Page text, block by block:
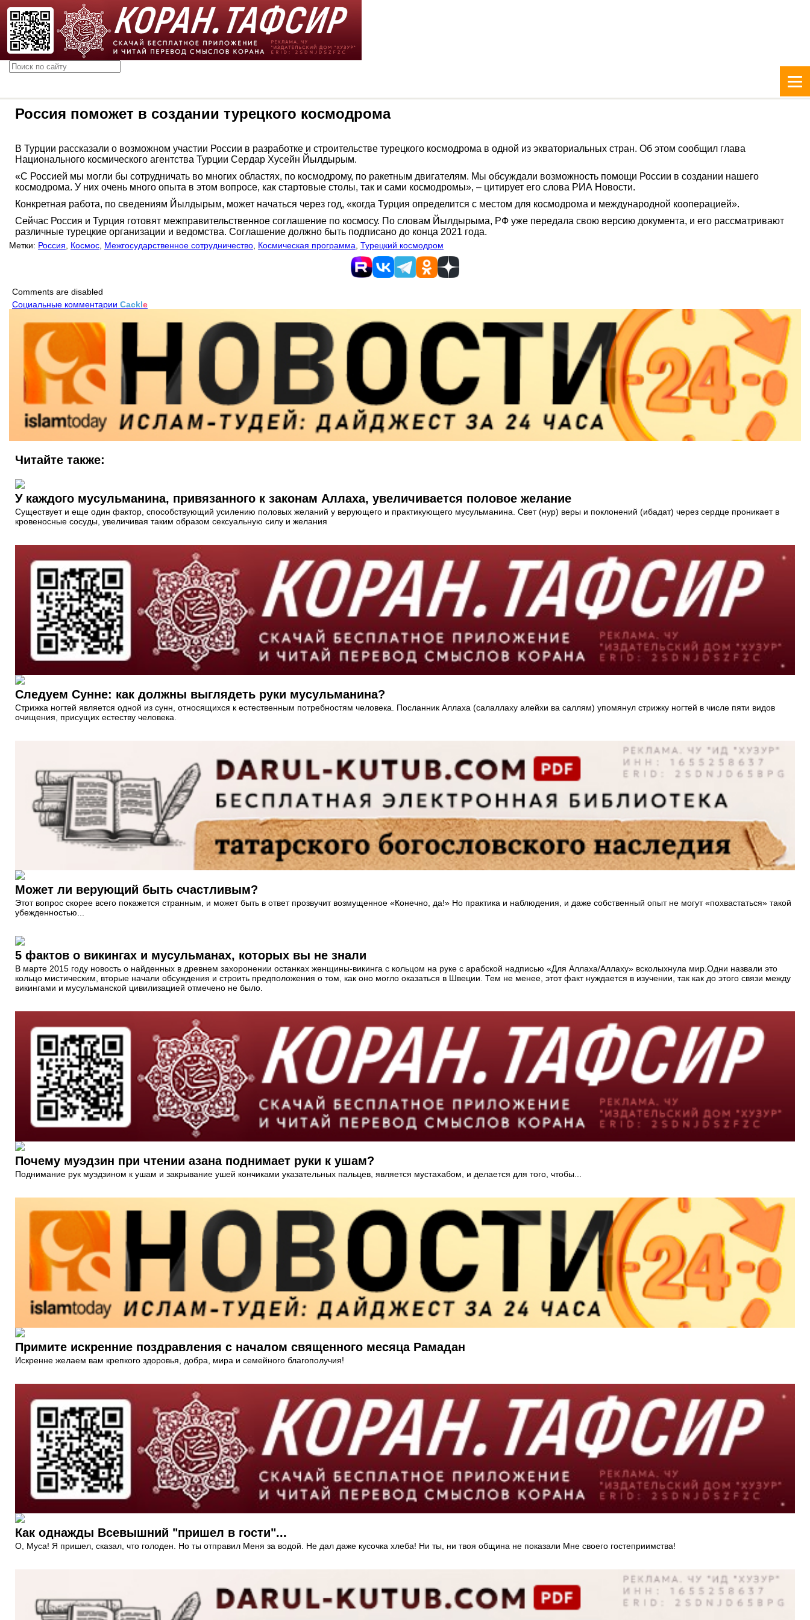
Россия поможет в создании турецкого космодрома
В Турции рассказали о возможном участии России в разработке и строительстве турецкого космодрома в одной из экваториальных стран. Об этом сообщил глава
Национального космического агентства Турции Сердар Хусейн Йылдырым.
«С Россией мы могли бы сотрудничать во многих областях, по космодрому, по ракетным двигателям. Мы обсуждали возможность помощи России в создании нашего
космодрома. У них очень много опыта в этом вопросе, как стартовые столы, так и сами космодромы», – цитирует его слова РИА Новости.
Конкретная работа, по сведениям Йылдырым, может начаться через год, «когда Турция определится с местом для космодрома и международной кооперацией».
Сейчас Россия и Турция готовят межправительственное соглашение по космосу. По словам Йылдырыма, РФ уже передала свою версию документа, и его рассматривают
различные турецкие организации и ведомства. Соглашение должно быть подписано до конца 2021 года.
Метки: Россия Космос Межгосударственное сотрудничество Космическая программа Турецкий космодром
Comments are disabled
Социальные комментарии Cackle
Читайте также:
У каждого мусульманина, привязанного к законам Аллаха, увеличивается половое желание
Существует и еще один фактор, способствующий усилению половых желаний у верующего и практикующего мусульманина. Свет (нур) веры и поклонений (ибадат) через сердце проникает в
кровеносные сосуды, увеличивая таким образом сексуальную силу и желания
Следуем Сунне: как должны выглядеть руки мусульманина?
Стрижка ногтей является одной из сунн, относящихся к естественным потребностям человека. Посланник Аллаха (салаллаху алейхи ва саллям) упомянул стрижку ногтей в числе пяти видов
очищения, присущих естеству человека.
Может ли верующий быть счастливым?
Этот вопрос скорее всего покажется странным, и может быть в ответ прозвучит возмущенное «Конечно, да!» Но практика и наблюдения, и даже собственный опыт не могут «похвастаться» такой
убежденностью...
5 фактов о викингах и мусульманах, которых вы не знали
В марте 2015 году новость о найденных в древнем захоронении останках женщины-викинга с кольцом на руке с арабской надписью «Для Аллаха/Аллаху» всколыхнула мир.Одни назвали это
кольцо мистическим, вторые начали обсуждения и строить предположения о том, как оно могло оказаться в Швеции. Тем не менее, этот факт нуждается в изучении, так как до этого связи между
викингами и мусульманской цивилизацией отмечено не было.
Почему муэдзин при чтении азана поднимает руки к ушам?
Поднимание рук муэдзином к ушам и закрывание ушей кончиками указательных пальцев, является мустахабом, и делается для того, чтобы...
Примите искренние поздравления с началом священного месяца Рамадан
Искренне желаем вам крепкого здоровья, добра, мира и семейного благополучия!
Как однажды Всевышний "пришел в гости"...
О, Муса! Я пришел, сказал, что голоден. Но ты отправил Меня за водой. Не дал даже кусочка хлеба! Ни ты, ни твоя община не показали Мне своего гостеприимства!